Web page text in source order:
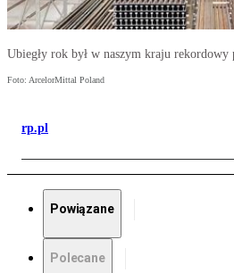
Ubiegły rok był w naszym kraju rekordowy
Foto: ArcelorMittal Poland
rp.pl
Powiązane
Polecane